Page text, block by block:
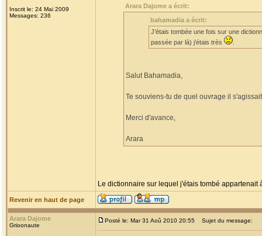
Inscrit le: 24 Mai 2009
Messages: 236
Arara Dajome a écrit:
bahamadia a écrit:
J’étais tombée une fois sur une
passée par là) j’étais très
Salut Bahamadia,
Te souviens-tu de quel ouvrage il
Merci d'avance,
Arara
Le dictionnaire sur lequel j'étais tombé
Revenir en haut de page
Arara Dajome
Grioonaute
Posté le: Mar 31 Aoû 2010 20:55 Sujet du message: